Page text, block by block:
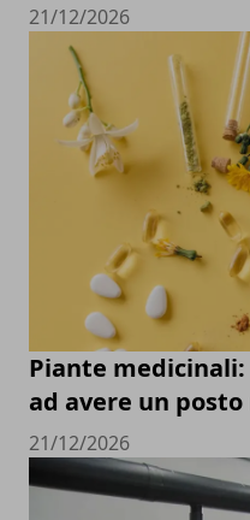
21/12/2026
Piante
ad avere un
21/12/2026